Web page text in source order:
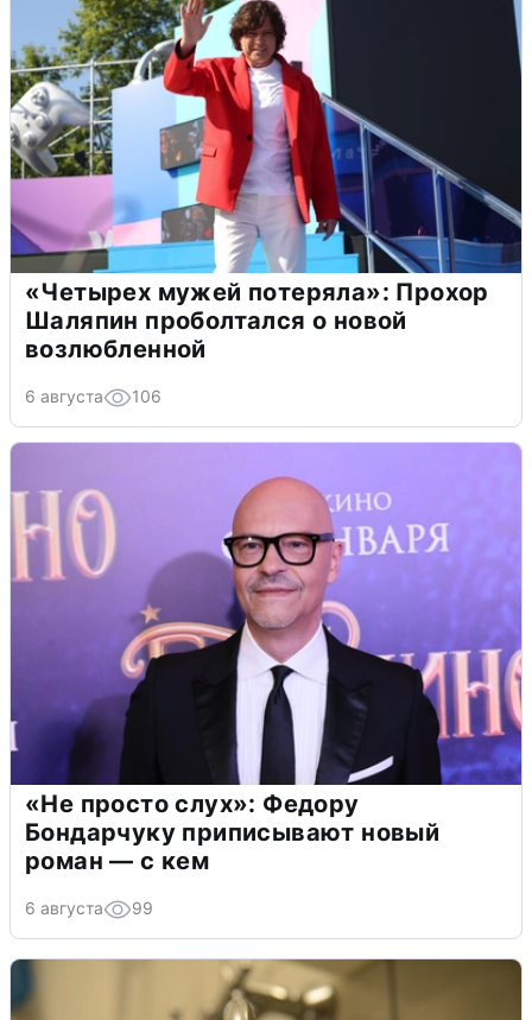
«Четырех мужей потеряла»: Прохор
Шаляпин проболтался о новой
возлюбленной
6 августа 106
«Не просто слух»: Федору
Бондарчуку приписывают новый
роман — с кем
6 августа 99